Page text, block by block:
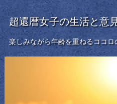
超還暦女子の生活と意
楽しみながら年齢を重ねるココ